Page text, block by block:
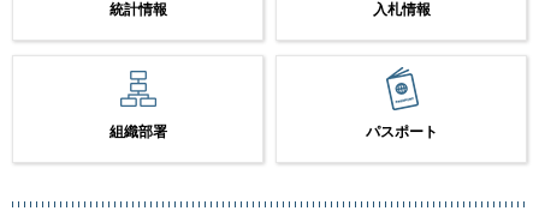
統計情報 入札情報
組織部署 パスポート